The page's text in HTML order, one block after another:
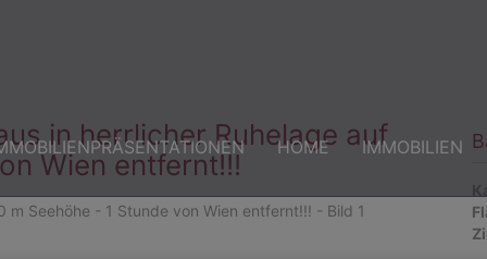
HOME IMMOBILIEN
in herrlicher Ruhelage auf
Wien entfernt!!!